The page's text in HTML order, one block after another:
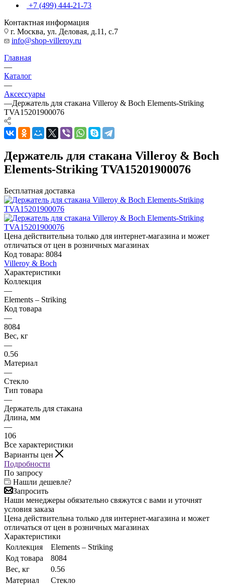
+7 (499) 444-21-73
Контактная информация
г. Москва, ул. Деловая, д.11, с.7
info@shop-villeroy.ru
Главная
—
Каталог
—
Аксессуары
—Держатель для стакана Villeroy & Boch Elements-Striking
TVA15201900076
Держатель для стакана Villeroy & Boch
Elements-Striking TVA15201900076
Бесплатная доставка
Цена действительна только для интернет-магазина и может
отличаться от цен в розничных магазинах
Код товара: 8084
Villeroy & Boch
Характеристики
Коллекция
—
Elements – Striking
Код товара
—
8084
Вес, кг
—
0.56
Материал
—
Стекло
Тип товара
—
Держатель для стакана
Длина, мм
—
106
Все характеристики
Варианты цен
Подробности
По запросу
Нашли дешевле?
Запросить
Наши менеджеры обязательно свяжутся с вами и уточнят
условия заказа
Цена действительна только для интернет-магазина и может
отличаться от цен в розничных магазинах
Характеристики
Коллекция
Elements – Striking
Код товара
8084
Вес, кг
0.56
Материал
Стекло